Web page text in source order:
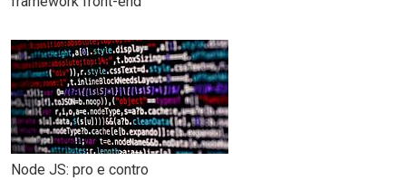
Node JS: pro e contro